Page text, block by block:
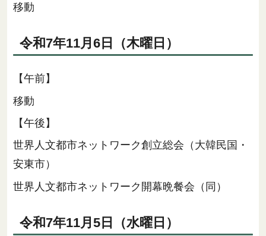
移動
令和7年11月6日（木曜日）
【午前】
移動
【午後】
世界人文都市ネットワーク創立総会（大韓民国・
安東市）
世界人文都市ネットワーク開幕晩餐会（同）
令和7年11月5日（水曜日）